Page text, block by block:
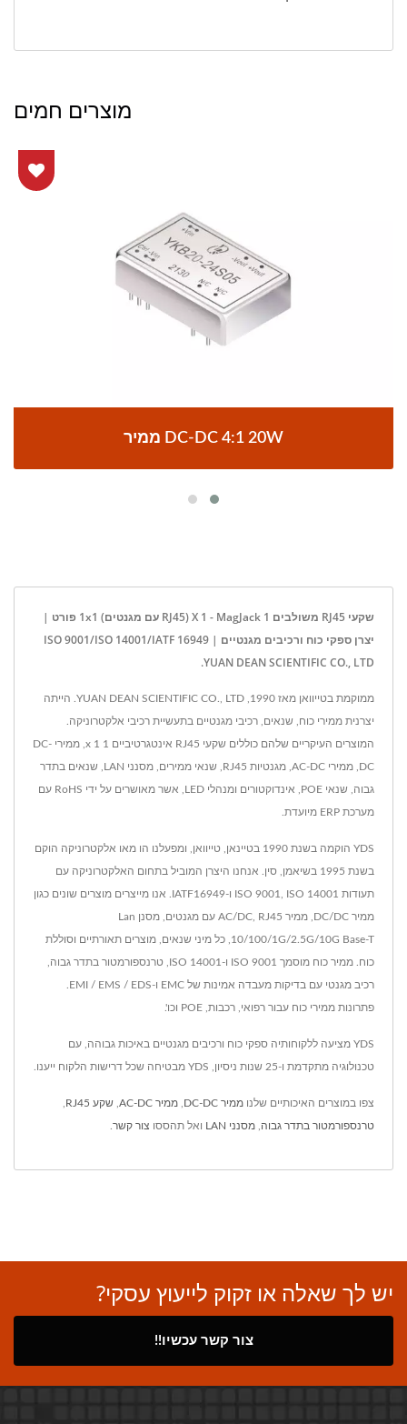
מוצרים חמים
ממיר DC-DC 4:1 20W
שקעי RJ45 משולבים 1 X 1 - MagJack (RJ45 עם מגנטים) 1x1 פורט |
יצרן ספקי כוח ורכיבים מגנטיים ISO 9001/ISO 14001/IATF 16949 |
YUAN DEAN SCIENTIFIC CO., LTD.
ממוקמת בטייוואן מאז 1990, YUAN DEAN SCIENTIFIC CO., LTD. הייתה
יצרנית ממירי כוח, שנאים, רכיבי מגנטיים בתעשיית רכיבי אלקטרוניקה.
המוצרים העיקריים שלהם כוללים שקעי RJ45 אינטגרטיביים 1 x 1, ממירי DC-
DC, ממירי AC-DC, מגנטיות RJ45, שנאי ממירים, מסנני LAN, שנאים בתדר
גבוה, שנאי POE, אינדוקטורים ומנהלי LED, אשר מאושרים על ידי RoHS עם
מערכת ERP מיועדת.
YDS הוקמה בשנת 1990 בטיינאן, טייוואן, ומפעלנו הו מאו אלקטרוניקה הוקם
בשנת 1995 בשיאמן, סין. אנחנו היצרן המוביל בתחום האלקטרוניקה עם
תעודות ISO 9001, ISO 14001 ו-IATF16949. אנו מייצרים מוצרים שונים כגון
ממיר DC/DC, ממיר AC/DC, RJ45 עם מגנטים, מסנן Lan
10/100/1G/2.5G/10G Base-T, כל מיני שנאים, מוצרים תאורתיים וסוללת
כוח. ממיר כוח מוסמך ISO 9001 ו-ISO 14001, טרנספורמטור בתדר גבוה,
פתרונות ממירי כוח עבור רפואי, רכבות, POE וכו'.
YDS מציעה ללקוחותיה ספקי כוח ורכיבים מגנטיים באיכות גבוהה, עם
טכנולוגיה מתקדמת ו-25 שנות ניסיון, YDS מבטיחה שכל דרישות הלקוח ייענו.
צפו במוצרים האיכותיים שלנו ממיר DC-DC ממיר AC-DC שקע RJ45
טרנספורמטור בתדר גבוה מסנני LAN ואל תהססו צור קשר
יש לך שאלה או זקוק לייעוץ עסקי?
צור קשר עכשיו!!